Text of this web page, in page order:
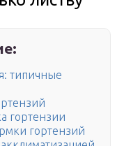
типичные
гортензии
гортензий